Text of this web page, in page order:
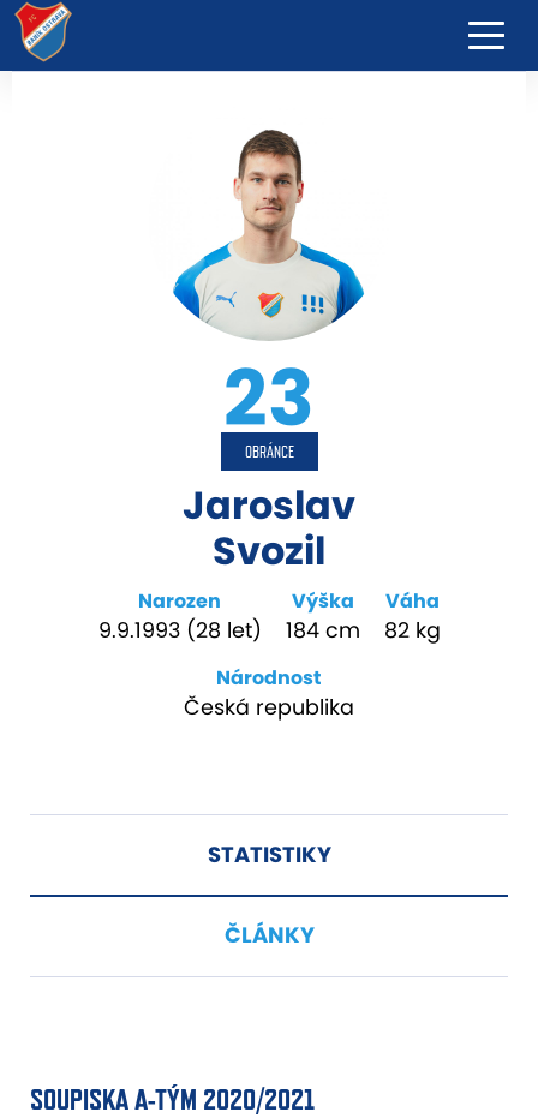
23
OBRÁNCE
Jaroslav
Svozil
Narozen
9.9.1993 (28 let)
Výška
184 cm
Váha
82 kg
Národnost
Česká republika
STATISTIKY
ČLÁNKY
SOUPISKA A-TÝM 2020/2021